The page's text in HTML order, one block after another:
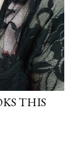
THIS